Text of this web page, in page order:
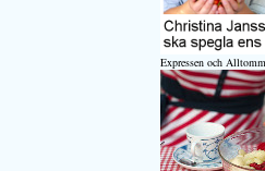
Expressen och